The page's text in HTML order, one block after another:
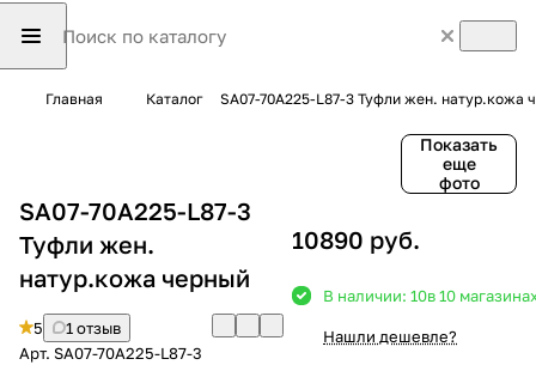
Главная Каталог SA07-70A225-L87-3 Туфли жен. натур.кожа
Показать
еще
фото
SA07-70A225-L87-3
Туфли жен.
натур.кожа черный
5
1 отзыв
Арт. SA07-70A225-L87-3
10890 руб.
В наличии: 10в 10
Нашли дешевле?